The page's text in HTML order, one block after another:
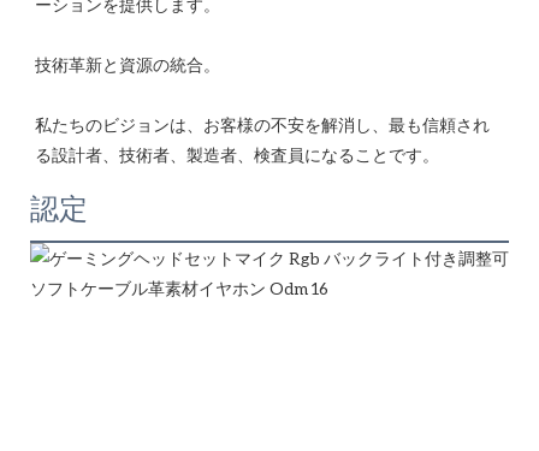
私たちのビジョンは、お客様の不安を解消し、最も信頼され
認定